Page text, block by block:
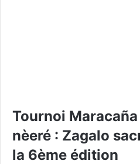
Tournoi
nèeré : Zagalo
la 6ème édition